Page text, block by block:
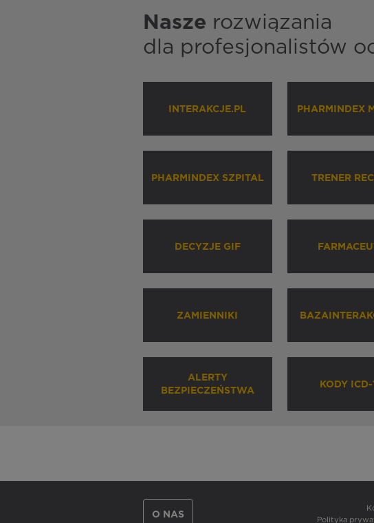
Nasze rozwiązania
dla profesjonalistów
INTERAKCJE.PL PHARMINDEX
PHARMINDEX SZPITAL TRENER
DECYZJE GIF
ZAMIENNIKI
ALERTY
BEZPIECZEŃSTWA
KODY
O NAS
Polityka